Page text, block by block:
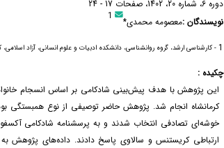
دوره 6، شماره 20، 1402، صفحات 17 - 24
نویسندگان :معصومه محمدی* 1
1 - کارشناسی ارشد، گروه روانشناسی، دانشکده ادبیات و علوم انسانی، آزاد اسلامی،
چکیده :
این پژوهش با هدف پیش‌بینی شادکامی بر اساس انسجام
خوشه‌ای تصادفی انتخاب شدند و به پرسشنامه شادکامی
ارتباطی کریستنس و سالاوی پاسخ دادند. داده‌های پژوهش